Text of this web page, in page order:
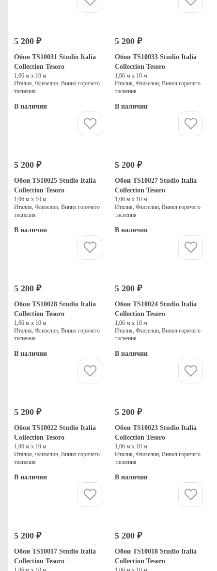
5 200 ₽
Обои TS10031 Studio Italia
Collection Tesoro
1,06 м х 10 м
Италия, Флизелин, Винил горячего
тиснения
В наличии
5 200 ₽
Обои TS10033 Studio Italia
Collection Tesoro
1,06 м х 10 м
Италия, Флизелин, Винил горячего
тиснения
В наличии
5 200 ₽
Обои TS10025 Studio Italia
Collection Tesoro
1,06 м х 10 м
Италия, Флизелин, Винил горячего
тиснения
В наличии
5 200 ₽
Обои TS10027 Studio Italia
Collection Tesoro
1,06 м х 10 м
Италия, Флизелин, Винил горячего
тиснения
В наличии
5 200 ₽
Обои TS10028 Studio Italia
Collection Tesoro
1,06 м х 10 м
Италия, Флизелин, Винил горячего
тиснения
В наличии
5 200 ₽
Обои TS10024 Studio Italia
Collection Tesoro
1,06 м х 10 м
Италия, Флизелин, Винил горячего
тиснения
В наличии
5 200 ₽
Обои TS10022 Studio Italia
Collection Tesoro
1,06 м х 10 м
Италия, Флизелин, Винил горячего
тиснения
В наличии
5 200 ₽
Обои TS10023 Studio Italia
Collection Tesoro
1,06 м х 10 м
Италия, Флизелин, Винил горячего
тиснения
В наличии
5 200 ₽
Обои TS10017 Studio Italia
Collection Tesoro
5 200 ₽
Обои TS10018 Studio Italia
Collection Tesoro